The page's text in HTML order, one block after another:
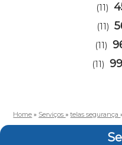
(11)
(11)
(11)
(11)
Home » Serviços»telas segurança